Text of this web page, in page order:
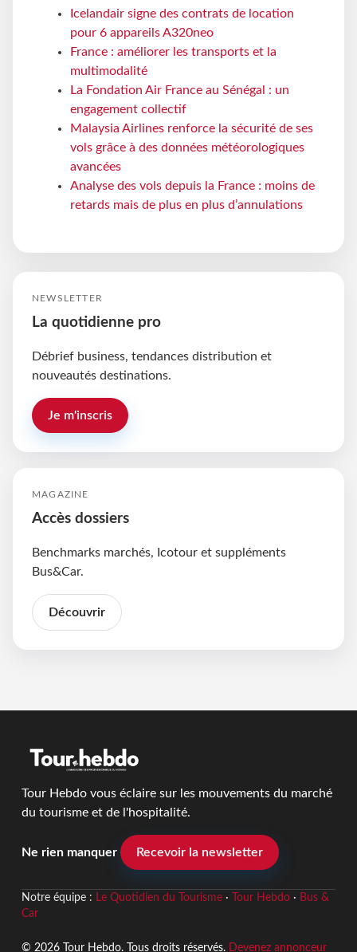
Icelandair signe des contrats de location
pour 6 appareils A320neo
France : améliorer les transports et la
multimodalité
La Fondation Air France au Sénégal : un
engagement collectif
Malaysia Airlines renforce la sécurité de ses
vols grâce à des données météorologiques
avancées
Analyse des vols depuis la France : moins de
retards mais de plus en plus d’annulations
NEWSLETTER
La quotidienne pro
Débrief business, tendances distribution et
nouveautés destinations.
Je m'inscris
MAGAZINE
Accès dossiers
Benchmarks marchés, Icotour et suppléments
Bus&Car.
Découvrir
Tour Hebdo vous éclaire sur les mouvements du marché
du tourisme et de l'hospitalité.
Ne rien manquer Recevoir la newsletter
Notre équipe : Le Quotidien du Tourisme· Tour Hebdo· Bus &
Car
© 2026 Tour Hebdo. Tous droits réservés. Devenez annonceur